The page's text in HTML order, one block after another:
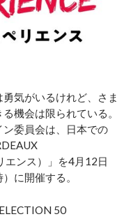
気がいるけれど、さま
機会は限られている。
委員会は、日本での
エンス）」を4月12日
に開催する。
50